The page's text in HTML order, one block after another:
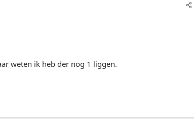
weten ik heb der nog 1 liggen.